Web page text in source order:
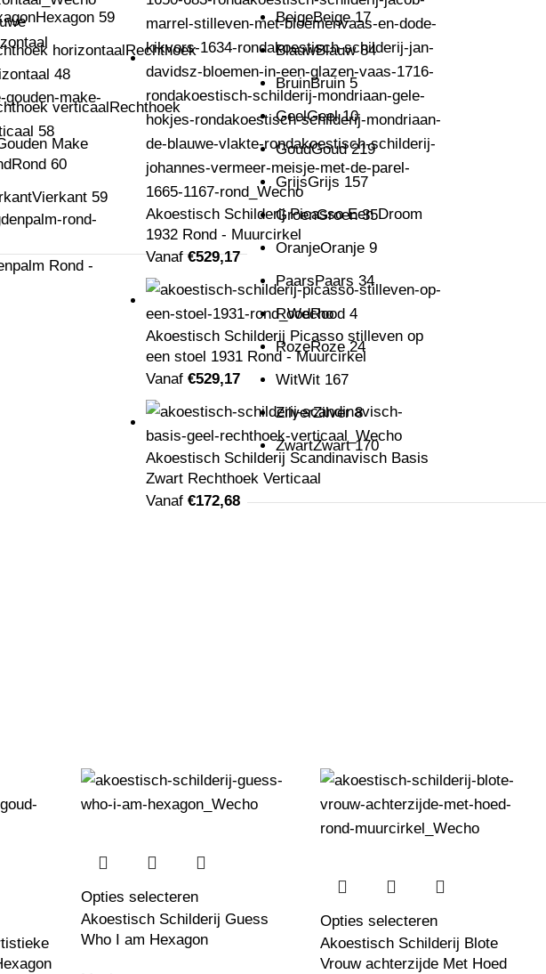
Hexagon 59
horizontaalRechthoek
48
verticaalRechthoek
58
Rond 60
Vierkant 59
BeigeBeige 17
BlauwBlauw 84
BruinBruin 5
GeelGeel 10
GoudGoud 219
GrijsGrijs 157
GroenGroen 35
OranjeOranje 9
PaarsPaars 34
RoodRood 4
RozeRoze 24
WitWit 167
ZilverZilver 8
ZwartZwart 170
Opties selecteren
Akoestisch Schilderij Guess
Who I am Hexagon
Opties selecteren
Akoestisch Schilderij Blote
Vrouw achterzijde Met Hoed
Make
Rond -
Akoestisch Schilderij Picasso Een Droom
1932 Rond - Muurcirkel
Vanaf€529,17
Akoestisch Schilderij Picasso stilleven op
een stoel 1931 Rond - Muurcirkel
Vanaf €529,17
Akoestisch Schilderij Scandinavisch Basis
Zwart Rechthoek Verticaal
Vanaf €172,68